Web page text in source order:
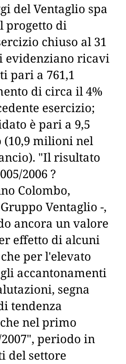
del Ventaglio spa
progetto di
chiuso al 31
evidenziano ricavi
pari a 761,1
di circa il 4%
esercizio;
è pari a 9,5
milioni nel
"Il risultato
2006 ?
Colombo,
Ventaglio -,
ancora un valore
effetto di alcuni
per l'elevato
accantonamenti
segna
tendenza
nel primo
periodo in
del settore